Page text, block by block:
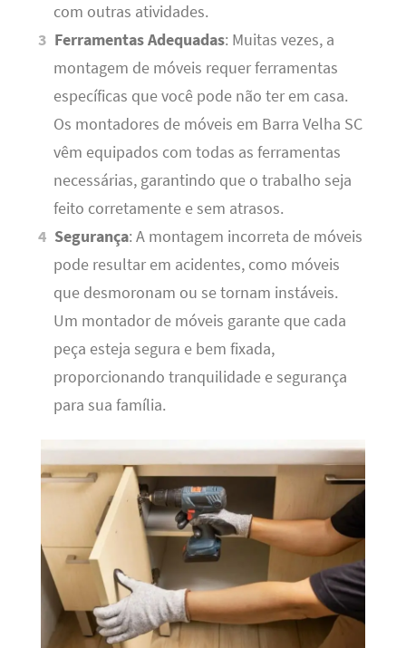
com outras atividades.
Ferramentas Adequadas: Muitas vezes, a
montagem de móveis requer ferramentas
específicas que você pode não ter em casa.
Os montadores de móveis em Barra Velha SC
vêm equipados com todas as ferramentas
necessárias, garantindo que o trabalho seja
feito corretamente e sem atrasos.
Segurança: A montagem incorreta de móveis
pode resultar em acidentes, como móveis
que desmoronam ou se tornam instáveis.
Um montador de móveis garante que cada
peça esteja segura e bem fixada,
proporcionando tranquilidade e segurança
para sua família.